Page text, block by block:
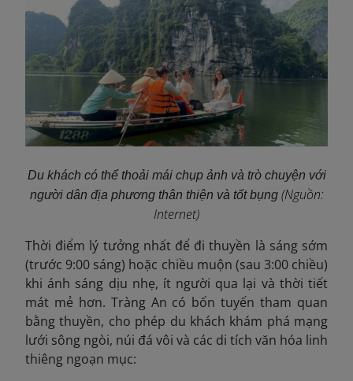
Du khách có thể thoải mái chụp ảnh và trò chuyện với
người dân địa phương thân thiện và tốt bụng (Nguồn:
Internet)
Thời điểm lý tưởng nhất để đi thuyền là sáng sớm
(trước 9:00 sáng) hoặc chiều muộn (sau 3:00 chiều)
khi ánh sáng dịu nhẹ, ít người qua lại và thời tiết
mát mẻ hơn. Tràng An có bốn tuyến tham quan
bằng thuyền, cho phép du khách khám phá mạng
lưới sông ngòi, núi đá vôi và các di tích văn hóa linh
thiêng ngoạn mục: